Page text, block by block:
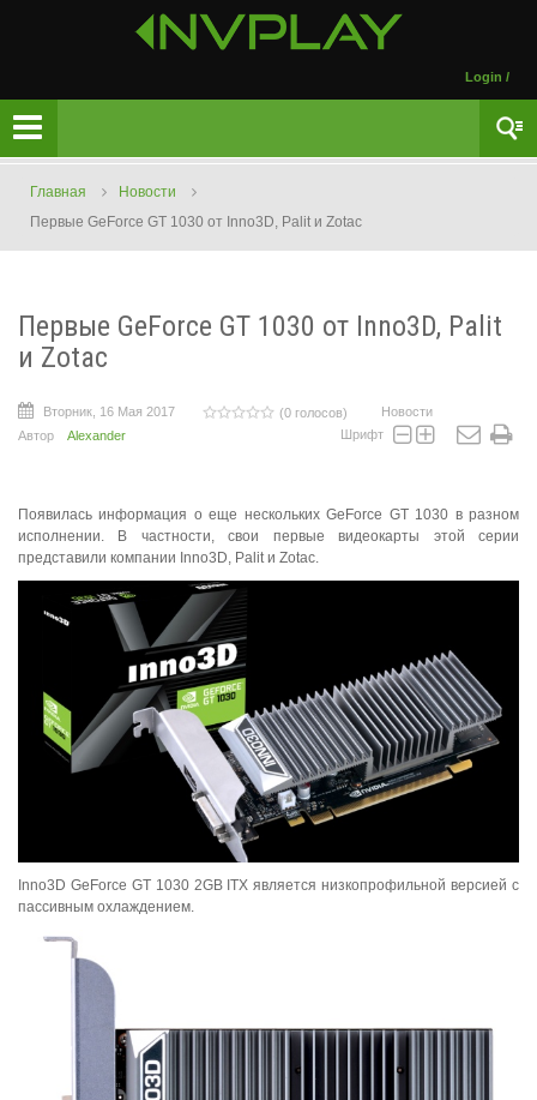
Login /
Главная
Новости
Первые GeForce GT 1030 от Inno3D, Palit и Zotac
Первые GeForce GT 1030 от Inno3D, Palit
и Zotac
Вторник, 16 Мая 2017 (0 голосов)
Новости
Автор
Alexander Шрифт
Появилась информация о еще нескольких GeForce GT 1030 в разном
исполнении. В частности, свои первые видеокарты этой серии
представили компании Inno3D, Palit и Zotac.
Inno3D GeForce GT 1030 2GB ITX является низкопрофильной версией с
пассивным охлаждением.